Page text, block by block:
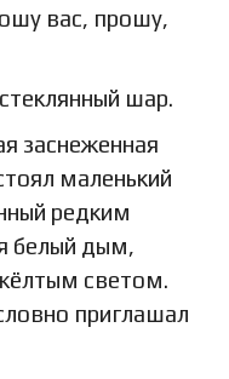
вас, прошу,
шар.
заснеженная
маленький
редким
белый дым,
светом.
приглашал